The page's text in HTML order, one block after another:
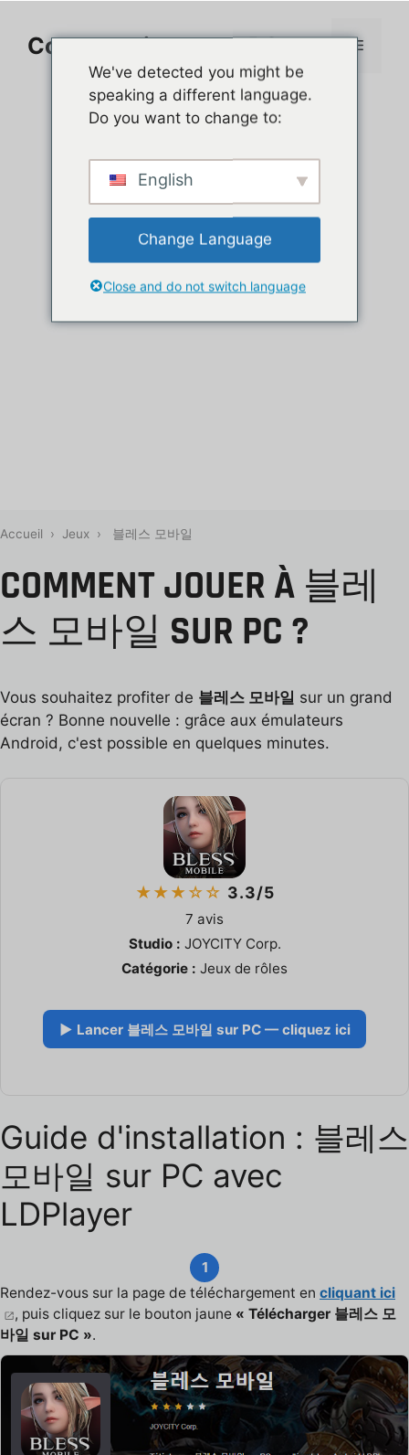
contenuComment jouer sur PC Menu
Accueil › Jeux › 블레스 모바일
COMMENT JOUER À 블레
스 모바일 SUR PC ?
Vous souhaitez profiter de 블레스 모바일 sur un grand
écran ? Bonne nouvelle : grâce aux émulateurs
Android, c'est possible en quelques minutes.
★★★☆☆ 3.3/5
7 avis
Studio : JOYCITY Corp.
Catégorie : Jeux de rôles
▶ Lancer 블레스 모바일 sur PC — cliquez ici
Guide d'installation : 블레스
모바일 sur PC avec
LDPlayer
1
Rendez-vous sur la page de téléchargement en cliquant ici
, puis cliquez sur le bouton jaune « Télécharger 블레스 모
바일 sur PC ».
We've detected you might be
speaking a different language.
Do you want to change to:
English
Change Language
Close and do not switch language